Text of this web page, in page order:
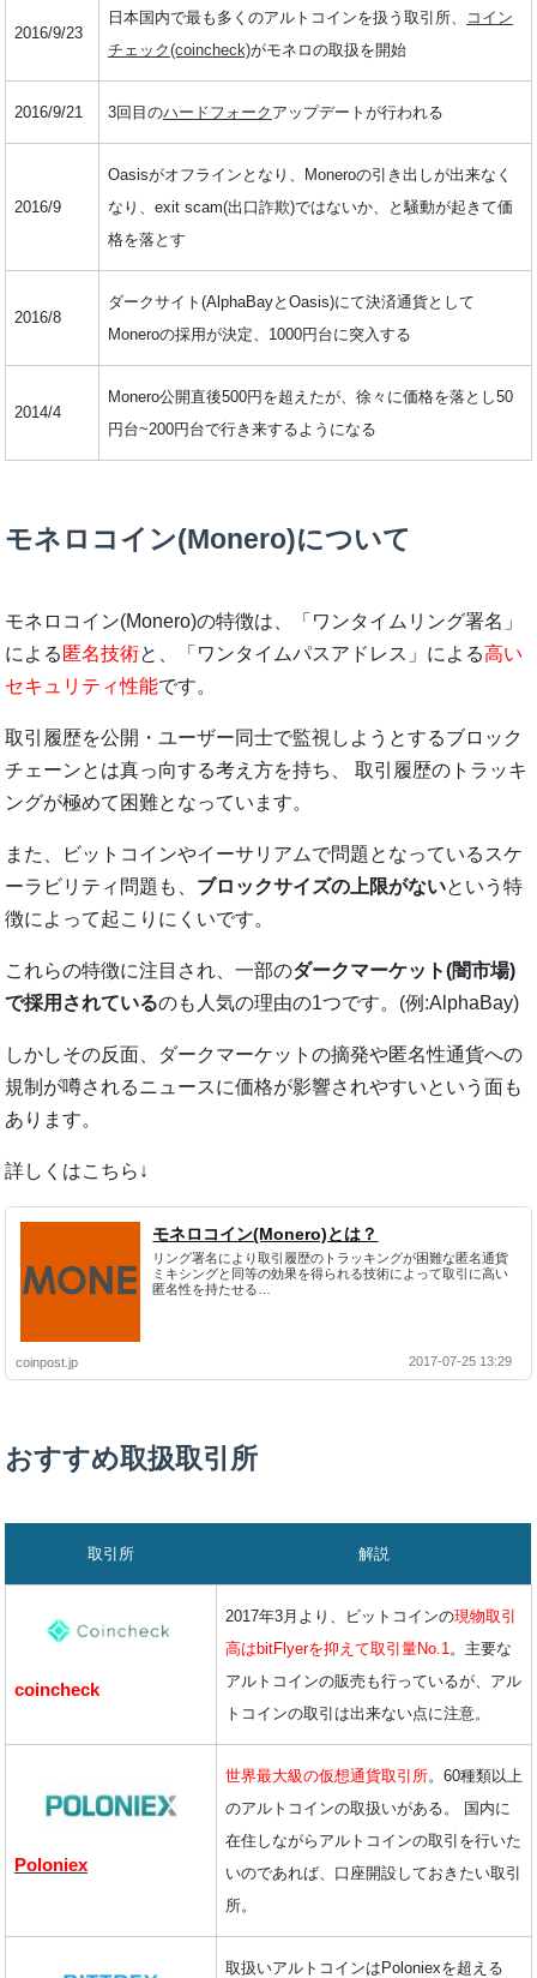
2016/9/23
日本国内で最も多くのアルトコインを扱う取引所、
コイン
チェック(coincheck)がモネロの取扱を開始
2016/9/21 3回目のハードフォーク アップデートが行われる
2016/9
Oasisがオフラインとなり、Moneroの引き出しが出来なく
なり、exit scam(出口詐欺)ではないか、と騒動が起きて価
格を落とす
2016/8
ダークサイト(AlphaBayとOasis)にて決済通貨として
Moneroの採用が決定、1000円台に突入する
2014/4
Monero公開直後500円を超えたが、徐々に価格を落とし50
円台~200円台で行き来するようになる
モネロコイン(Monero)について
モネロコイン(Monero)の特徴は、「ワンタイムリング署名」
による 匿名技術と、「ワンタイムパスアドレス」による高い
セキュリティ性能です。
取引履歴を公開・ユーザー同士で監視しようとするブロック
チェーンとは真っ向する考え方を持ち、 取引履歴のトラッキ
ングが極めて困難となっています。
また、ビットコインやイーサリアムで問題となっているスケ
ーラビリティ問題も、 ブロックサイズの上限がないという特
徴によって起こりにくいです。
これらの特徴に注目され、一部のダークマーケット(闇市場)
で採用されているのも人気の理由の1つです。(例:AlphaBay)
しかしその反面、ダークマーケットの摘発や匿名性通貨への
規制が噂されるニュースに価格が影響されやすいという面も
あります。
詳しくはこちら↓
モネロコイン(Monero)とは？
リング署名により取引履歴のトラッキングが困難な匿名通貨
ミキシングと同等の効果を得られる技術によって取引に高い
匿名性を持たせる…
coinpost.jp 2017-07-25 13:29
おすすめ取扱取引所
取引所 解説
coincheck
2017年3月より、ビットコインの現物取引
高はbitFlyerを抑えて取引量No.1。主要な
アルトコインの販売も行っているが、アル
トコインの取引は出来ない点に注意。
Poloniex
世界最大級の仮想通貨取引所。60種類以上
のアルトコインの取扱いがある。 国内に
在住しながらアルトコインの取引を行いた
いのであれば、口座開設しておきたい取引
所。
取扱いアルトコインはPoloniexを超える